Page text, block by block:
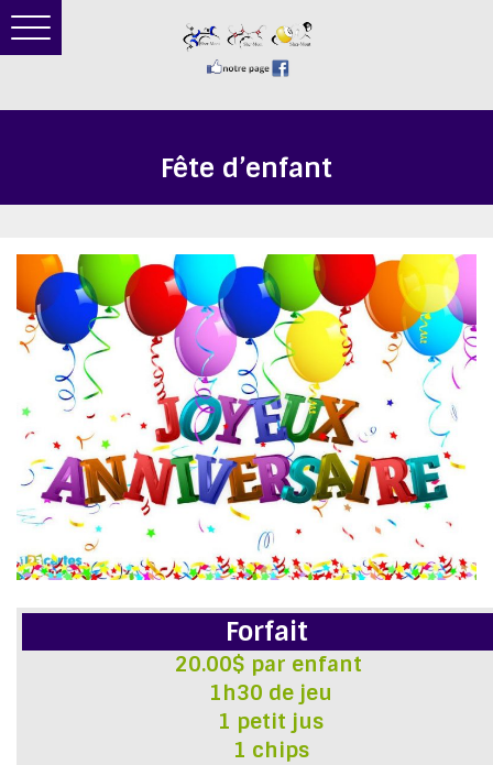
navigation
Fête d’enfant
Forfait
20.00$ par enfant
1h30 de jeu
1 petit jus
1 chips